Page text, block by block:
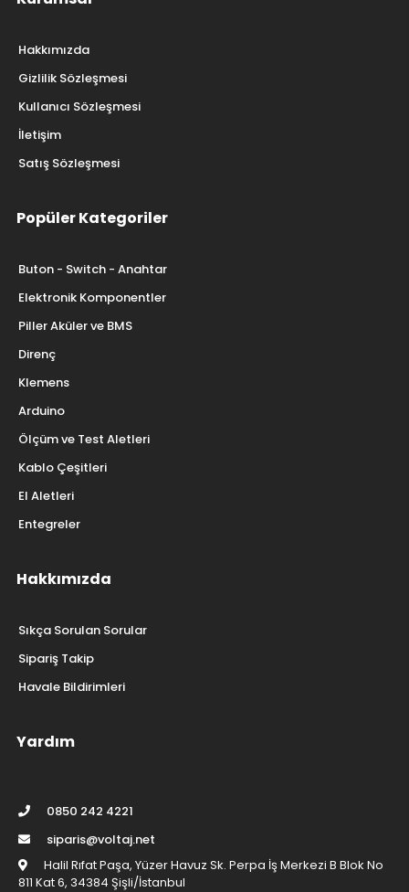
Hakkımızda
Gizlilik Sözleşmesi
Kullanıcı Sözleşmesi
İletişim
Satış Sözleşmesi
Popüler Kategoriler
Buton - Switch - Anahtar
Elektronik Komponentler
Piller Aküler ve BMS
Direnç
Klemens
Arduino
Ölçüm ve Test Aletleri
Kablo Çeşitleri
El Aletleri
Entegreler
Hakkımızda
Sıkça Sorulan Sorular
Sipariş Takip
Havale Bildirimleri
Yardım
0850 242 4221
siparis@voltaj.net
Halil Rıfat Paşa, Yüzer Havuz Sk. Perpa İş Merkezi B Blok No
811 Kat 6, 34384 Şişli/İstanbul